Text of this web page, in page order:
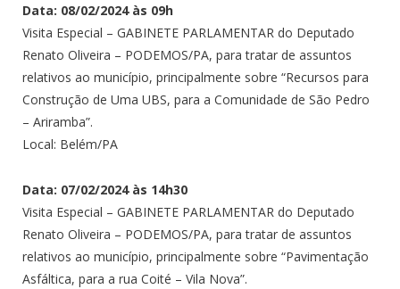
Data: 08/02/2024 às 09h
Visita Especial – GABINETE PARLAMENTAR do Deputado
Renato Oliveira – PODEMOS/PA, para tratar de assuntos
relativos ao município, principalmente sobre “Recursos para
Construção de Uma UBS, para a Comunidade de São Pedro
– Ariramba”.
Local: Belém/PA
Data: 07/02/2024 às 14h30
Visita Especial – GABINETE PARLAMENTAR do Deputado
Renato Oliveira – PODEMOS/PA, para tratar de assuntos
relativos ao município, principalmente sobre “Pavimentação
Asfáltica, para a rua Coité – Vila Nova”.